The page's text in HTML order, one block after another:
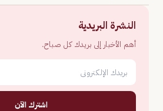
النشرة البريدية
أهم الأخبار إلى بريدك كل صباح.
اشترك الآن